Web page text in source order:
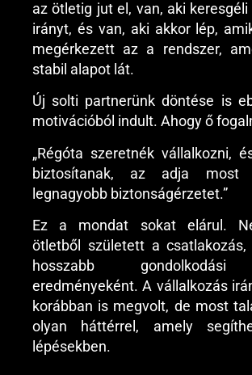
az ötletig jut el, van, aki
irányt, és van, aki akkor lép,
megérkezett az a rendszer,
stabil alapot lát.
Új solti partnerünk döntése is
motivációból indult. Ahogy ő
„Régóta szeretnék vállalkozni,
biztosítanak, az adja most
legnagyobb biztonságérzetet.”
Ez a mondat sokat elárul.
ötletből született a
hosszabb gondolkodási
eredményeként. A vállalkozás
korábban is megvolt, de most
olyan háttérrel, amely
lépésekben.